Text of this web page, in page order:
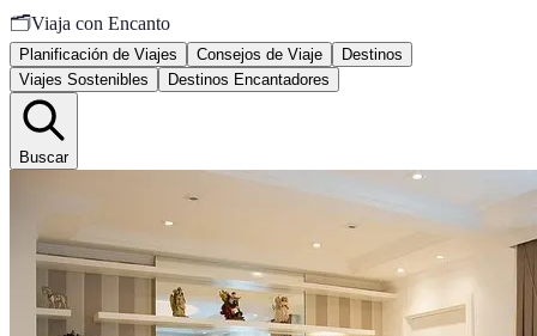
🗂️Viaja con Encanto
Planificación de Viajes Consejos de Viaje
Destinos
Viajes Sostenibles
Destinos Encantadores
Buscar